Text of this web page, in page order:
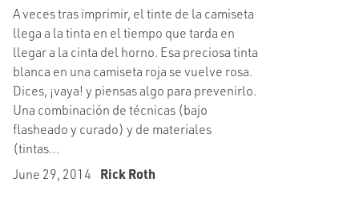
A veces tras imprimir, el tinte de la camiseta
llega a la tinta en el tiempo que tarda en
llegar a la cinta del horno. Esa preciosa tinta
blanca en una camiseta roja se vuelve rosa.
Dices, ¡vaya! y piensas algo para prevenirlo.
Una combinación de técnicas (bajo
flasheado y curado) y de materiales
(tintas…
June 29, 2014
Rick Roth